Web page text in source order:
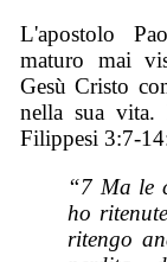
L'apostolo
maturo mai
Gesù Cristo
nella sua
Filippesi 3:7-
“7 Ma le
ho
ritengo